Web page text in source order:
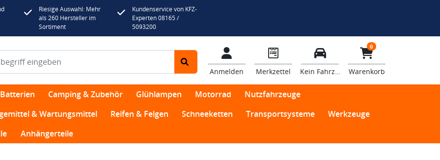
Riesige Auswahl: Mehr
als 260 Hersteller im
Sortiment
Kundenservice von KFZ-
Experten 08165 /
5093200
Anmelden Merkzettel Kein Fahrzeug
0
Warenkorb
Batterien Camping & Zubehör Glühlampen Motorrad
Nutzfahrzeuge
& Wartungsmittel
Reifen & Felgen Schneeketten Transportsysteme
Werkzeuge
Anhängerteile